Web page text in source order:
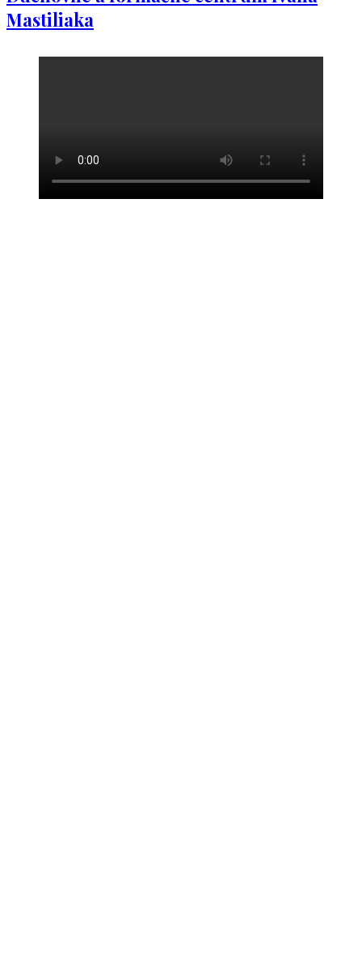
Mastiliaka